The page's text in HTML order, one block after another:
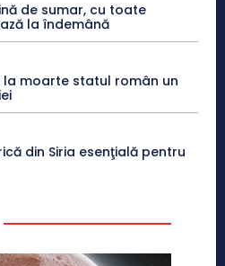
de sumar, cu toate
la îndemână
moarte statul român un
din Siria esenţială pentru